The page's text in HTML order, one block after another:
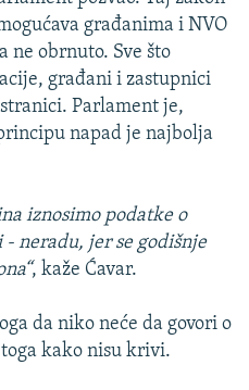
građanima i NVO
ne obrnuto. Sve što
građani i zastupnici
Parlament je,
napad je najbolja
iznosimo podatke o
neradu, jer se godišnje
, kaže Ćavar.
da niko neće da govori o
kako nisu krivi.